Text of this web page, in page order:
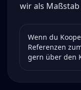
wir als
Wenn du
Referenzen
gern über den